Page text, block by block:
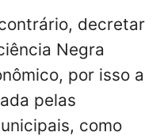
decretar
Negra
por isso a
pelas
como